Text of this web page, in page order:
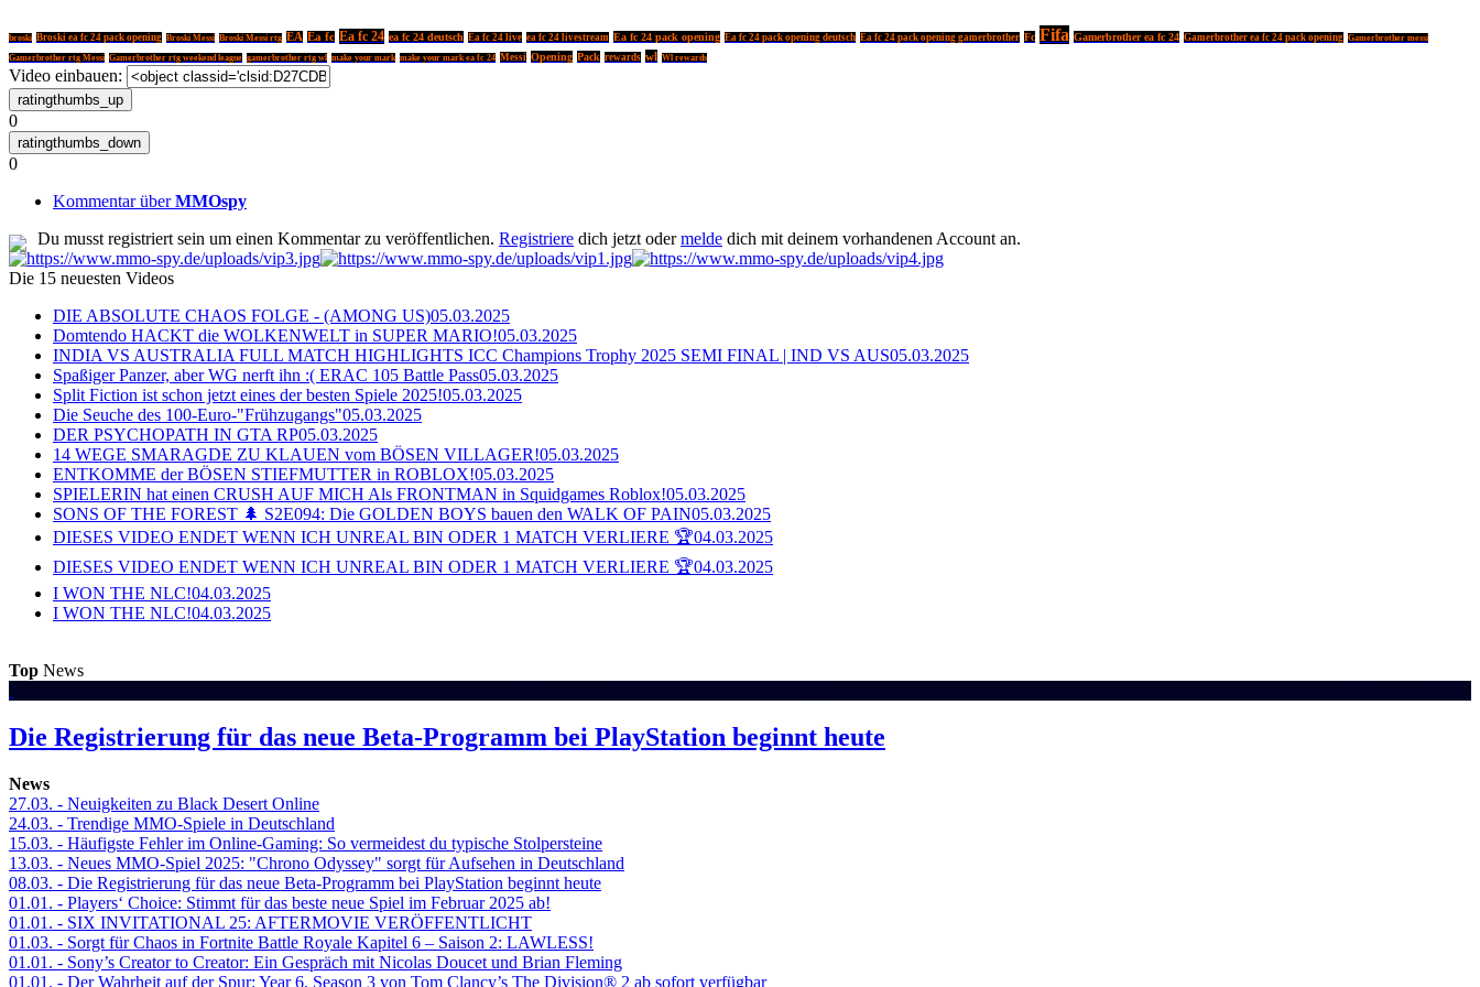
broski Broski ea fc 24 pack opening Broski Messi Broski Messi rtg EA Ea fc Ea fc 24 ea fc 24 deutsch Ea fc 24 live ea fc 24 livestream Ea fc 24 pack opening Ea fc 24 pack opening deutsch Ea fc 24 pack opening gamerbrother Fc Fifa Gamerbrother ea fc 24 Gamerbrother ea fc 24 pack opening Gamerbrother messi
Gamerbrother rtg Messi Gamerbrother rtg weekend league gamerbrother rtg wl make your mark make your mark ea fc 24 Messi Opening Pack rewards wl Wl rewards
Video einbauen:
0
0
Kommentar überMMOspy
Du musst registriert sein um einen Kommentar zu veröffentlichen. Registriere dich jetzt odermelde dich mit deinem vorhandenen Account an.
Die 15 neuesten Videos
DIE ABSOLUTE CHAOS FOLGE - (AMONG US)05.03.2025
Domtendo HACKT die WOLKENWELT in SUPER MARIO!05.03.2025
INDIA VS AUSTRALIA FULL MATCH HIGHLIGHTS ICC Champions Trophy 2025 SEMI FINAL | IND VS AUS05.03.2025
Spaßiger Panzer, aber WG nerft ihn :( ERAC 105 Battle Pass05.03.2025
Split Fiction ist schon jetzt eines der besten Spiele 2025!05.03.2025
Die Seuche des 100-Euro-"Frühzugangs"05.03.2025
DER PSYCHOPATH IN GTA RP05.03.2025
14 WEGE SMARAGDE ZU KLAUEN vom BÖSEN VILLAGER!05.03.2025
ENTKOMME der BÖSEN STIEFMUTTER in ROBLOX!05.03.2025
SPIELERIN hat einen CRUSH AUF MICH Als FRONTMAN in Squidgames Roblox!05.03.2025
SONS OF THE FOREST 🌲 S2E094: Die GOLDEN BOYS bauen den WALK OF PAIN05.03.2025
DIESES VIDEO ENDET WENN ICH UNREAL BIN ODER 1 MATCH VERLIERE 🏆04.03.2025
DIESES VIDEO ENDET WENN ICH UNREAL BIN ODER 1 MATCH VERLIERE 🏆04.03.2025
I WON THE NLC!04.03.2025
I WON THE NLC!04.03.2025
Top News
Die Registrierung für das neue Beta-Programm bei PlayStation beginnt heute
News
27.03. - Neuigkeiten zu Black Desert Online
24.03. - Trendige MMO-Spiele in Deutschland
15.03. - Häufigste Fehler im Online-Gaming: So vermeidest du typische Stolpersteine
13.03. - Neues MMO-Spiel 2025: "Chrono Odyssey" sorgt für Aufsehen in Deutschland
08.03. - Die Registrierung für das neue Beta-Programm bei PlayStation beginnt heute
01.01. - Players‘ Choice: Stimmt für das beste neue Spiel im Februar 2025 ab!
01.01. - SIX INVITATIONAL 25: AFTERMOVIE VERÖFFENTLICHT
01.03. - Sorgt für Chaos in Fortnite Battle Royale Kapitel 6 – Saison 2: LAWLESS!
01.01. - Sony’s Creator to Creator: Ein Gespräch mit Nicolas Doucet und Brian Fleming
01.01. - Der Wahrheit auf der Spur: Year 6, Season 3 von Tom Clancy’s The Division® 2 ab sofort verfügbar